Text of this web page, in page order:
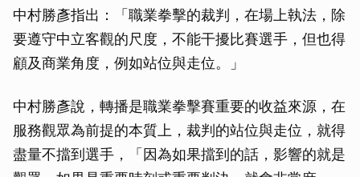
中村勝彥指出：「職業拳擊的裁判，在場上執法，除
要遵守中立客觀的尺度，不能干擾比賽選手，但也得
顧及商業角度，例如站位與走位。」
中村勝彥說，轉播是職業拳擊賽重要的收益來源，在
服務觀眾為前提的本質上，裁判的站位與走位，就得
盡量不擋到選手，「因為如果擋到的話，影響的就是